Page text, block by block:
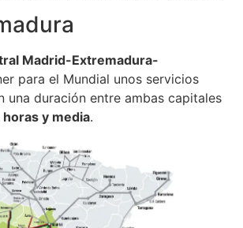
Madrid-Extremadura-
para el Mundial unos servicios
una duración entre ambas capitales
y media.